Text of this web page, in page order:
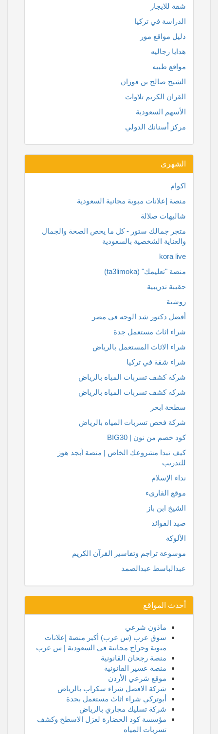
شقة للايجار
الدراسة في تركيا
دليل مواقع مور
هدايا رجاليه
مواقع طبيه
الشيخ صالح بن فوزان
القران الكريم تلاوات
الأسهم السعودية
مركز أسنانك الدولي
الشهرى
اكوام
منصة إعلانات مبوبة مجانية السعودية
شاليهات صلالة
متجر جمالك ستور - كل ما يخص الصحة والجمال
والعناية الشخصية بالسعودية
kora live
منصة "تعليمك" (ta3limoka)
حقيبة تدريبية
روشتة
أفضل دكتور شد الوجه في مصر
شراء اثاث مستعمل جدة
شراء الاثاث المستعمل بالرياض
شراء شقة في تركيا
شركة كشف تسربات المياه بالرياض
شركه كشف تسربات المياه بالرياض
سطحة ابحر
شركة فحص تسربات المياه بالرياض
كود خصم من نون | BIG30
كيف تبدا مشروعك الخاص | منصة أبجد هوز
للتدريب
نداء الإسلام
موقع القارىء
الشيخ ابن باز
صيد الفوائد
الألوكة
موسوعة تراجم وتفاسير القرآن الكريم
عبدالباسط عبدالصمد
أحدث المواقع
ماذون شرعي
سوق عرب (س عرب) أكبر منصة إعلانات
مبوبة وحراج مجانية في السعودية | س عرب
منصة رجحان القانونية
منصة عسير القانونية
موقع شرعي الأردن
شركة الافضل شراء سكراب بالرياض
أبوتركي شراء اثاث مستعمل بجدة
شركة تسليك مجاري بالرياض
مؤسسة كود الحضارة لعزل الاسطح وكشف
تسربات المياه